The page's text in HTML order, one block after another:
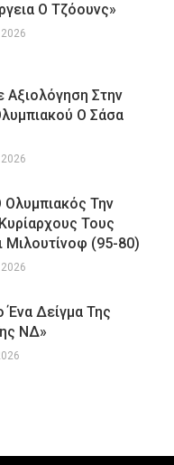
Ο Τζόουνς»
2026
Αξιολόγηση Στην
Ο Σάσα
2026
Ολυμπιακός Την
Τους
Μιλουτίνοφ (95-80)
2026
Δείγμα Της
ΝΔ»